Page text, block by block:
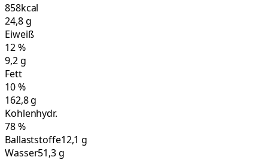
858kcal
24,8g
Eiweiß
12%
9,2g
Fett
10%
162,8g
Kohlenhydr.
78%
Ballaststoffe12,1 g
Wasser51,3 g